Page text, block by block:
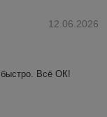
12.06.2026
Всё ОК!